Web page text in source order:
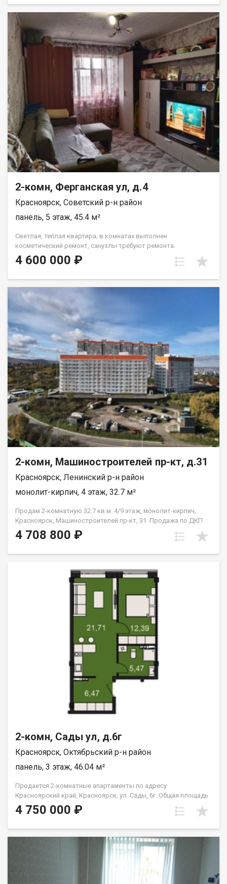
вместительная кладовка. Развитая инфраструктура, в
шаговой доступности школы, детские сада, Аэрокосмический
колледж, автобусные остановки и все необходимое для
комфортного проживания. Выход на сделку возможен после
первого сентября. Вся сумма в договоре, один взрослый
2-комн, Ферганская ул, д.4
Красноярск, Советский р-н район
панель, 5 этаж, 45.4 м²
Светлая, теплая квартира, в комнатах выполнен
косметический ремонт, санузлы требуют ремонта.
Установлены окна ПВХ, балкон остеклен ( дерево). Проход на
этаж закрывается. Дом газифицирован! Район с развитой
культуры и спорта Металлургов, магазины, торговый
комплекс Роща, парк "Гвардейский", набережная "Зеленый
берег". Без проблем можно уехать в любую точку города.
Документы полностью готовы к продаже, долгов и
обременений на квартире нет! Торг возможен! Чистая
продажа.
4 600 000 ₽
2-комн, Машиностроителей пр-кт, д.31
Красноярск, Ленинский р-н район
монолит-кирпич, 4 этаж, 32.7 м²
Продам 2-комнатную 32.7 кв.м. 4/9 этаж, монолит-кирпич,
Красноярск, Машиностроителей пр-кт, 31. Продажа по ДКП
НЕ ОТ ЗАСТРОЙЩИКА
4 708 800 ₽
2-комн, Сады ул, д.6г
Красноярск, Октябрьский р-н район
панель, 3 этаж, 46.04 м²
Продается 2-комнатные апартаменты по адресу
Красноярский край, Красноярск, ул. Сады, 6г. Общая площадь
квартиры — 46,04 кв.м., Апартаменты предлагаются как
универсальный вид недвижимости: - для собственного
бизнеса. В экологически чистом районе. Возможна ипотека.
4 750 000 ₽